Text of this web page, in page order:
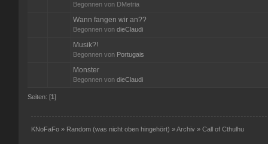
Begonnen von DMetria
Wann fangen wir an??
Begonnen von dieClaudi
Musik?!
Begonnen von Portugais
Monster
Begonnen von dieClaudi
Seiten: [1]
KNoFaFo» Random (was nicht oben hingehört) »Archiv» Call of Cthulhu